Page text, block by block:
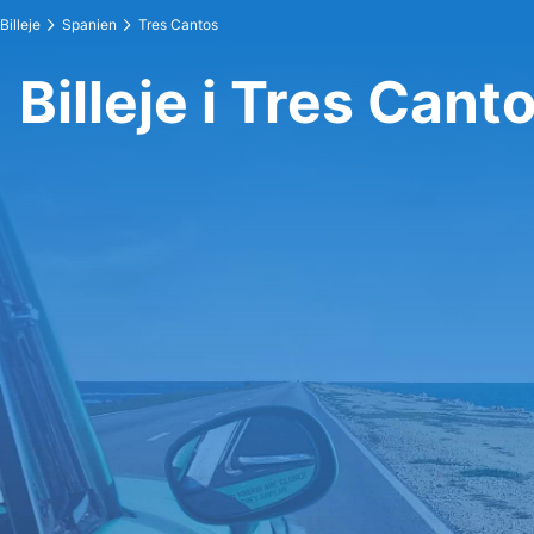
Billeje Spanien Tres Cantos
Billeje i Tres